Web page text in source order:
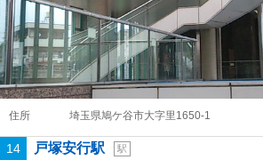
住所 埼玉県鳩ケ谷市大字里1650-1
14 戸塚安行駅 駅